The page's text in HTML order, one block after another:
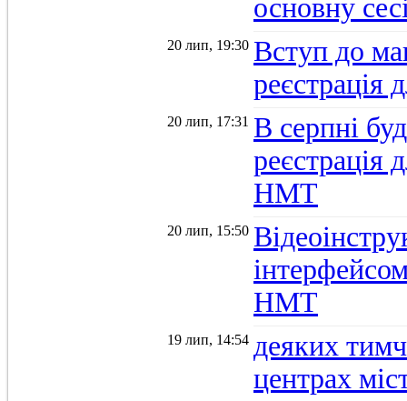
основну
20 лип, 19:30 Вступ до
20 лип, 17:31 В серпні
реєстрація
НМТ
20 лип, 15:50
НМТ
19 лип, 14:54 деяких
центрах